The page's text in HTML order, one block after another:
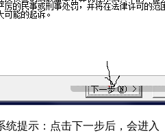
提示：点击下一步后，会进入